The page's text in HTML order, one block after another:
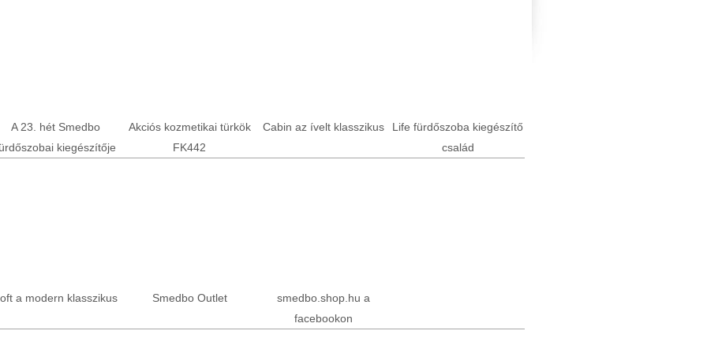
A 23. hét Smedbo
kiegészítője
Akciós kozmetikai türkök
FK442
Cabin az ívelt klasszikus
Life fürdőszoba kiegészítő
család
a modern klasszikus Smedbo Outlet
smedbo.shop.hu a
facebookon